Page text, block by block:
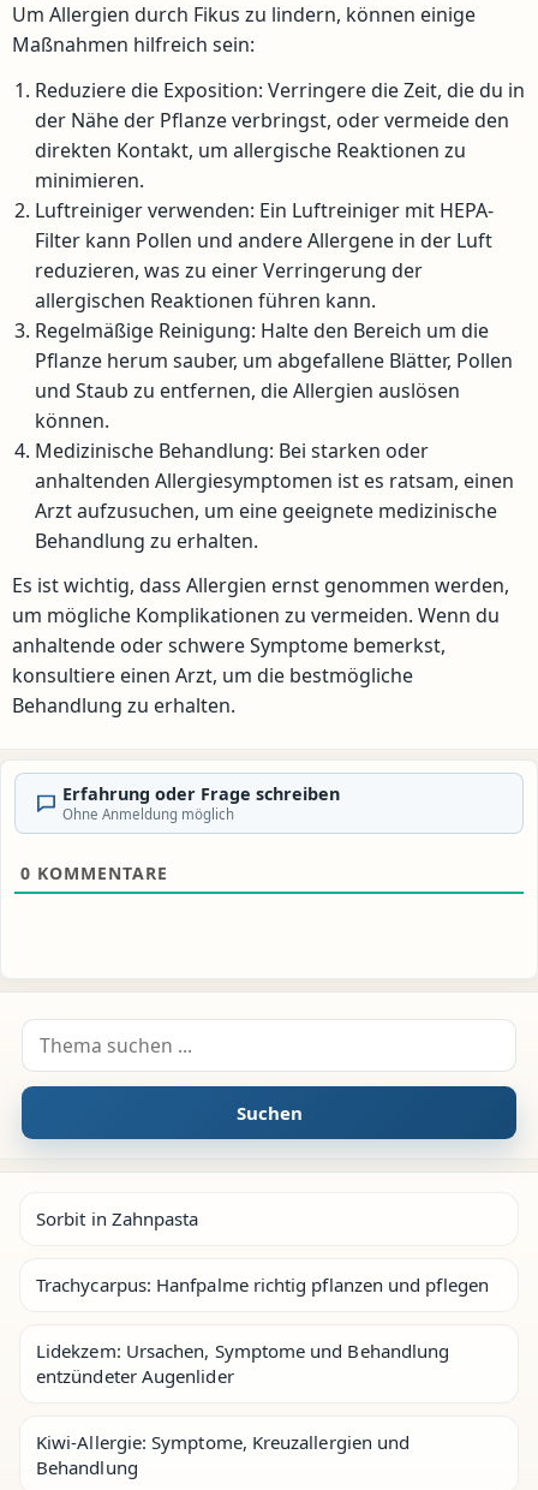
Um Allergien durch Fikus zu lindern, können einige
Maßnahmen hilfreich sein:
Reduziere die Exposition: Verringere die Zeit, die du in
der Nähe der Pflanze verbringst, oder vermeide den
direkten Kontakt, um allergische Reaktionen zu
minimieren.
Luftreiniger verwenden: Ein Luftreiniger mit HEPA-
Filter kann Pollen und andere Allergene in der Luft
reduzieren, was zu einer Verringerung der
allergischen Reaktionen führen kann.
Regelmäßige Reinigung: Halte den Bereich um die
Pflanze herum sauber, um abgefallene Blätter, Pollen
und Staub zu entfernen, die Allergien auslösen
können.
Medizinische Behandlung: Bei starken oder
anhaltenden Allergiesymptomen ist es ratsam, einen
Arzt aufzusuchen, um eine geeignete medizinische
Behandlung zu erhalten.
Es ist wichtig, dass Allergien ernst genommen werden,
um mögliche Komplikationen zu vermeiden. Wenn du
anhaltende oder schwere Symptome bemerkst,
konsultiere einen Arzt, um die bestmögliche
Behandlung zu erhalten.
Erfahrung oder Frage schreiben
Ohne Anmeldung möglich
0 KOMMENTARE
Suche nach:
Suchen
Sorbit in Zahnpasta
Trachycarpus: Hanfpalme richtig pflanzen und pflegen
Lidekzem: Ursachen, Symptome und Behandlung
entzündeter Augenlider
Kiwi-Allergie: Symptome, Kreuzallergien und
Behandlung